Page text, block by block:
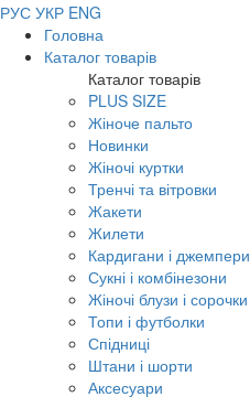
РУС УКР ENG
Головна
Каталог товарів
Каталог товарів
PLUS SIZE
Жіноче пальто
Новинки
Жіночі куртки
Тренчі та вітровки
Жакети
Жилети
Кардигани і джемпери
Сукні і комбінезони
Жіночі блузи і сорочки
Топи і футболки
Спідниці
Штани і шорти
Аксесуари